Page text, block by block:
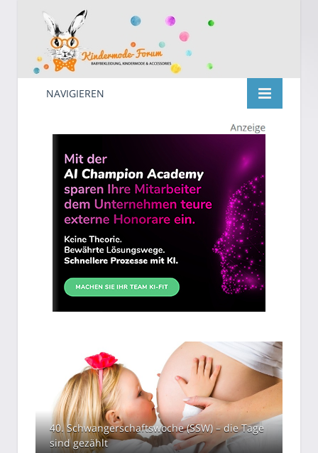
Kindermode
Suche
nach:
NAVIGIEREN
40. Schwangerschaftswoche (SSW) – die Tage
sind gezählt